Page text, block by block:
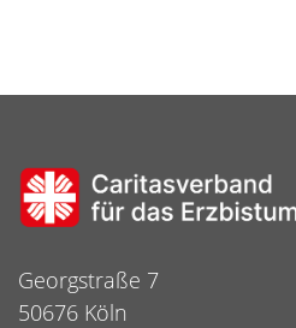
Georgstraße 7
50676 Köln